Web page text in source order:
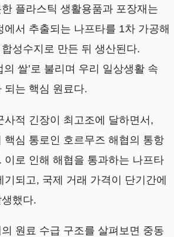
플라스틱 생활용품과 포장재는
에서 추출되는 나프타를 1차 가공해
성수지로 만든 뒤 생산된다.
의 쌀’로 불리며 우리 일상생활 속
되는 핵심 원료다.
사적 긴장이 최고조에 달하면서,
핵심 통로인 호르무즈 해협의 통항
이로 인해 해협을 통과하는 나프타
기되고, 국제 거래 가격이 단기간에
했다.
원료 수급 구조를 살펴보면 중동